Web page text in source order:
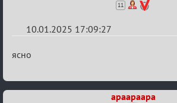
11
10.01.2025 17:09:27
Re:
месяцев
ясно
apaapaapa